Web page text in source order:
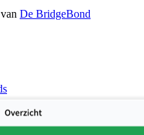
De BridgeBond